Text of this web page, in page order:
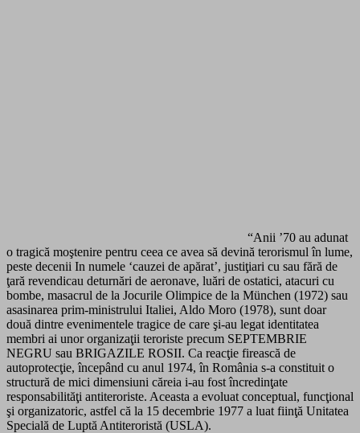
“Anii ’70 au adunat
o tragică moştenire pentru ceea ce avea să devină terorismul în lume,
peste decenii In numele ‘cauzei de apărat’, justiţiari cu sau fără de
ţară revendicau deturnări de aeronave, luări de ostatici, atacuri cu
bombe, masacrul de la Jocurile Olimpice de la München (1972) sau
asasinarea prim-ministrului Italiei, Aldo Moro (1978), sunt doar
două dintre evenimentele tragice de care şi-au legat identitatea
membri ai unor organizaţii teroriste precum SEPTEMBRIE
NEGRU sau BRIGAZILE ROSII. Ca reacţie firească de
autoprotecţie, începând cu anul 1974, în România s-a constituit o
structură de mici dimensiuni căreia i-au fost încredinţate
responsabilităţi antiteroriste. Aceasta a evoluat conceptual, funcţional
şi organizatoric, astfel că la 15 decembrie 1977 a luat fiinţă Unitatea
Specială de Luptă Antiteroristă (USLA).